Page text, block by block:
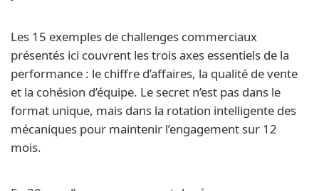
Les 15 exemples de challenges commerciaux
présentés ici couvrent les trois axes essentiels de la
performance : le chiffre d’affaires, la qualité de vente
et la cohésion d’équipe. Le secret n’est pas dans le
format unique, mais dans la rotation intelligente des
mécaniques pour maintenir l’engagement sur 12
mois.